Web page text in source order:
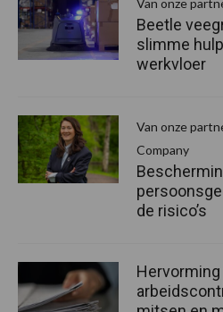
Van onze
Beetle
slimme
werkvloer
Van onze
Company
de risico’s